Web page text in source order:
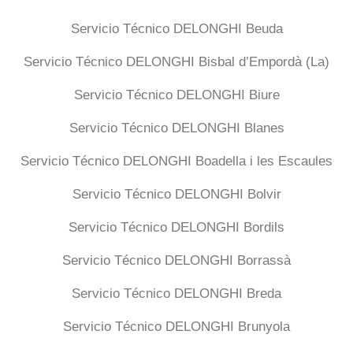
Servicio Técnico DELONGHI Beuda
Servicio Técnico DELONGHI Bisbal d’Empordà (La)
Servicio Técnico DELONGHI Biure
Servicio Técnico DELONGHI Blanes
Servicio Técnico DELONGHI Boadella i les Escaules
Servicio Técnico DELONGHI Bolvir
Servicio Técnico DELONGHI Bordils
Servicio Técnico DELONGHI Borrassà
Servicio Técnico DELONGHI Breda
Servicio Técnico DELONGHI Brunyola